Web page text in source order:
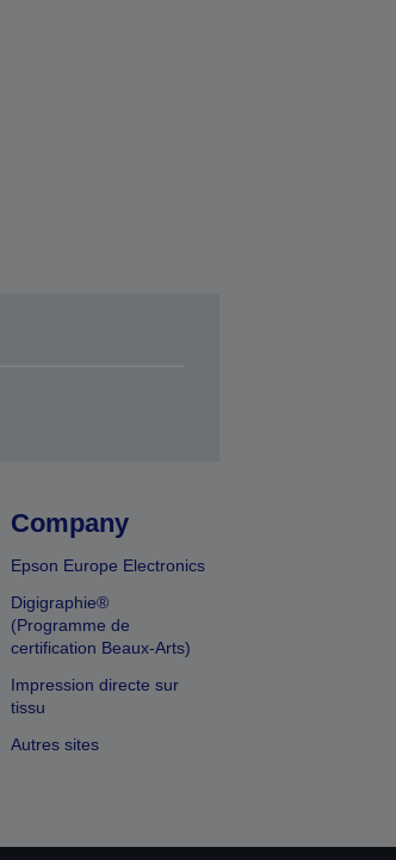
Company
Epson Europe Electronics
Digigraphie®
(Programme de
certification Beaux-Arts)
Impression directe sur
tissu
Autres sites